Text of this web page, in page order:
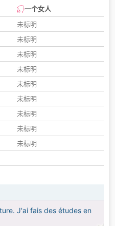
一个女人
未标明
未标明
未标明
未标明
未标明
未标明
未标明
未标明
未标明
J'ai fais des études en